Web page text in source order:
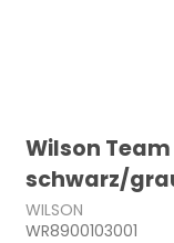
Wilson
schwarz/
WILSON
WR8900103001